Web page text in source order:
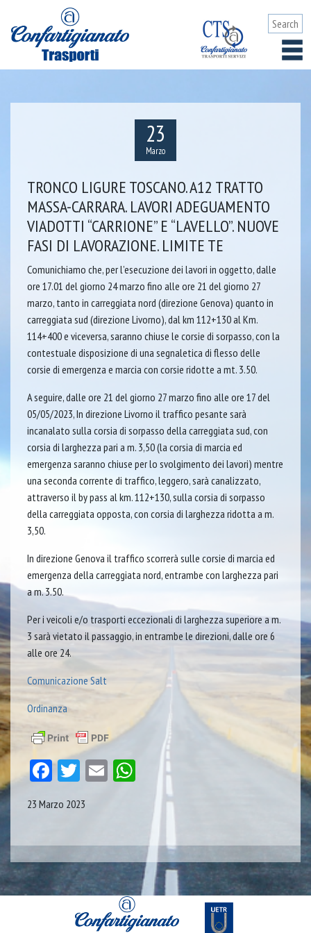
23
Marzo
TRONCO LIGURE TOSCANO. A12 TRATTO
MASSA-CARRARA. LAVORI ADEGUAMENTO
VIADOTTI “CARRIONE” E “LAVELLO”. NUOVE
FASI DI LAVORAZIONE. LIMITE TE
Comunichiamo che, per l’esecuzione dei lavori in oggetto, dalle
ore 17.01 del giorno 24 marzo fino alle ore 21 del giorno 27
marzo, tanto in carreggiata nord (direzione Genova) quanto in
carreggiata sud (direzione Livorno), dal km 112+130 al Km.
114+400 e viceversa, saranno chiuse le corsie di sorpasso, con la
contestuale disposizione di una segnaletica di flesso delle
corsie di emergenza e marcia con corsie ridotte a mt. 3.50.
A seguire, dalle ore 21 del giorno 27 marzo fino alle ore 17 del
05/05/2023, In direzione Livorno il traffico pesante sarà
incanalato sulla corsia di sorpasso della carreggiata sud, con
corsia di larghezza pari a m. 3,50 (la corsia di marcia ed
emergenza saranno chiuse per lo svolgimento dei lavori) mentre
una seconda corrente di traffico, leggero, sarà canalizzato,
attraverso il by pass al km. 112+130, sulla corsia di sorpasso
della carreggiata opposta, con corsia di larghezza ridotta a m.
3,50.
In direzione Genova il traffico scorrerà sulle corsie di marcia ed
emergenza della carreggiata nord, entrambe con larghezza pari
a m. 3.50.
Per i veicoli e/o trasporti eccezionali di larghezza superiore a m.
3 sarà vietato il passaggio, in entrambe le direzioni, dalle ore 6
alle ore 24.
Comunicazione Salt
Ordinanza
Facebook
Twitter
Email WhatsApp
23 Marzo 2023